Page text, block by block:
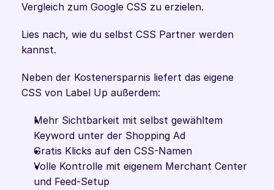
Vergleich zum Google CSS zu erzielen.
Lies nach, wie du selbst CSS Partner werden
kannst.
Neben der Kostenersparnis liefert das eigene
CSS von Label Up außerdem:
Mehr Sichtbarkeit mit selbst gewähltem
Keyword unter der Shopping Ad
Gratis Klicks auf den CSS-Namen
Volle Kontrolle mit eigenem Merchant Center
und Feed-Setup